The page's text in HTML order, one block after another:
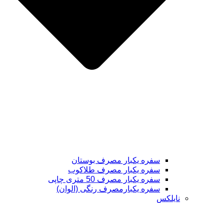
سفره یکبار مصرف بوستان
سفره یکبار مصرف طلاکوب
سفره یکبار مصرف 50 متری چاپی
سفره یکبارمصرف رنگی (الوان)
نایلکس